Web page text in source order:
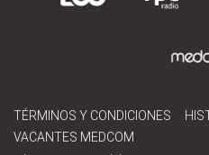
TÉRMINOS Y CONDICIONES
VACANTES MEDCOM